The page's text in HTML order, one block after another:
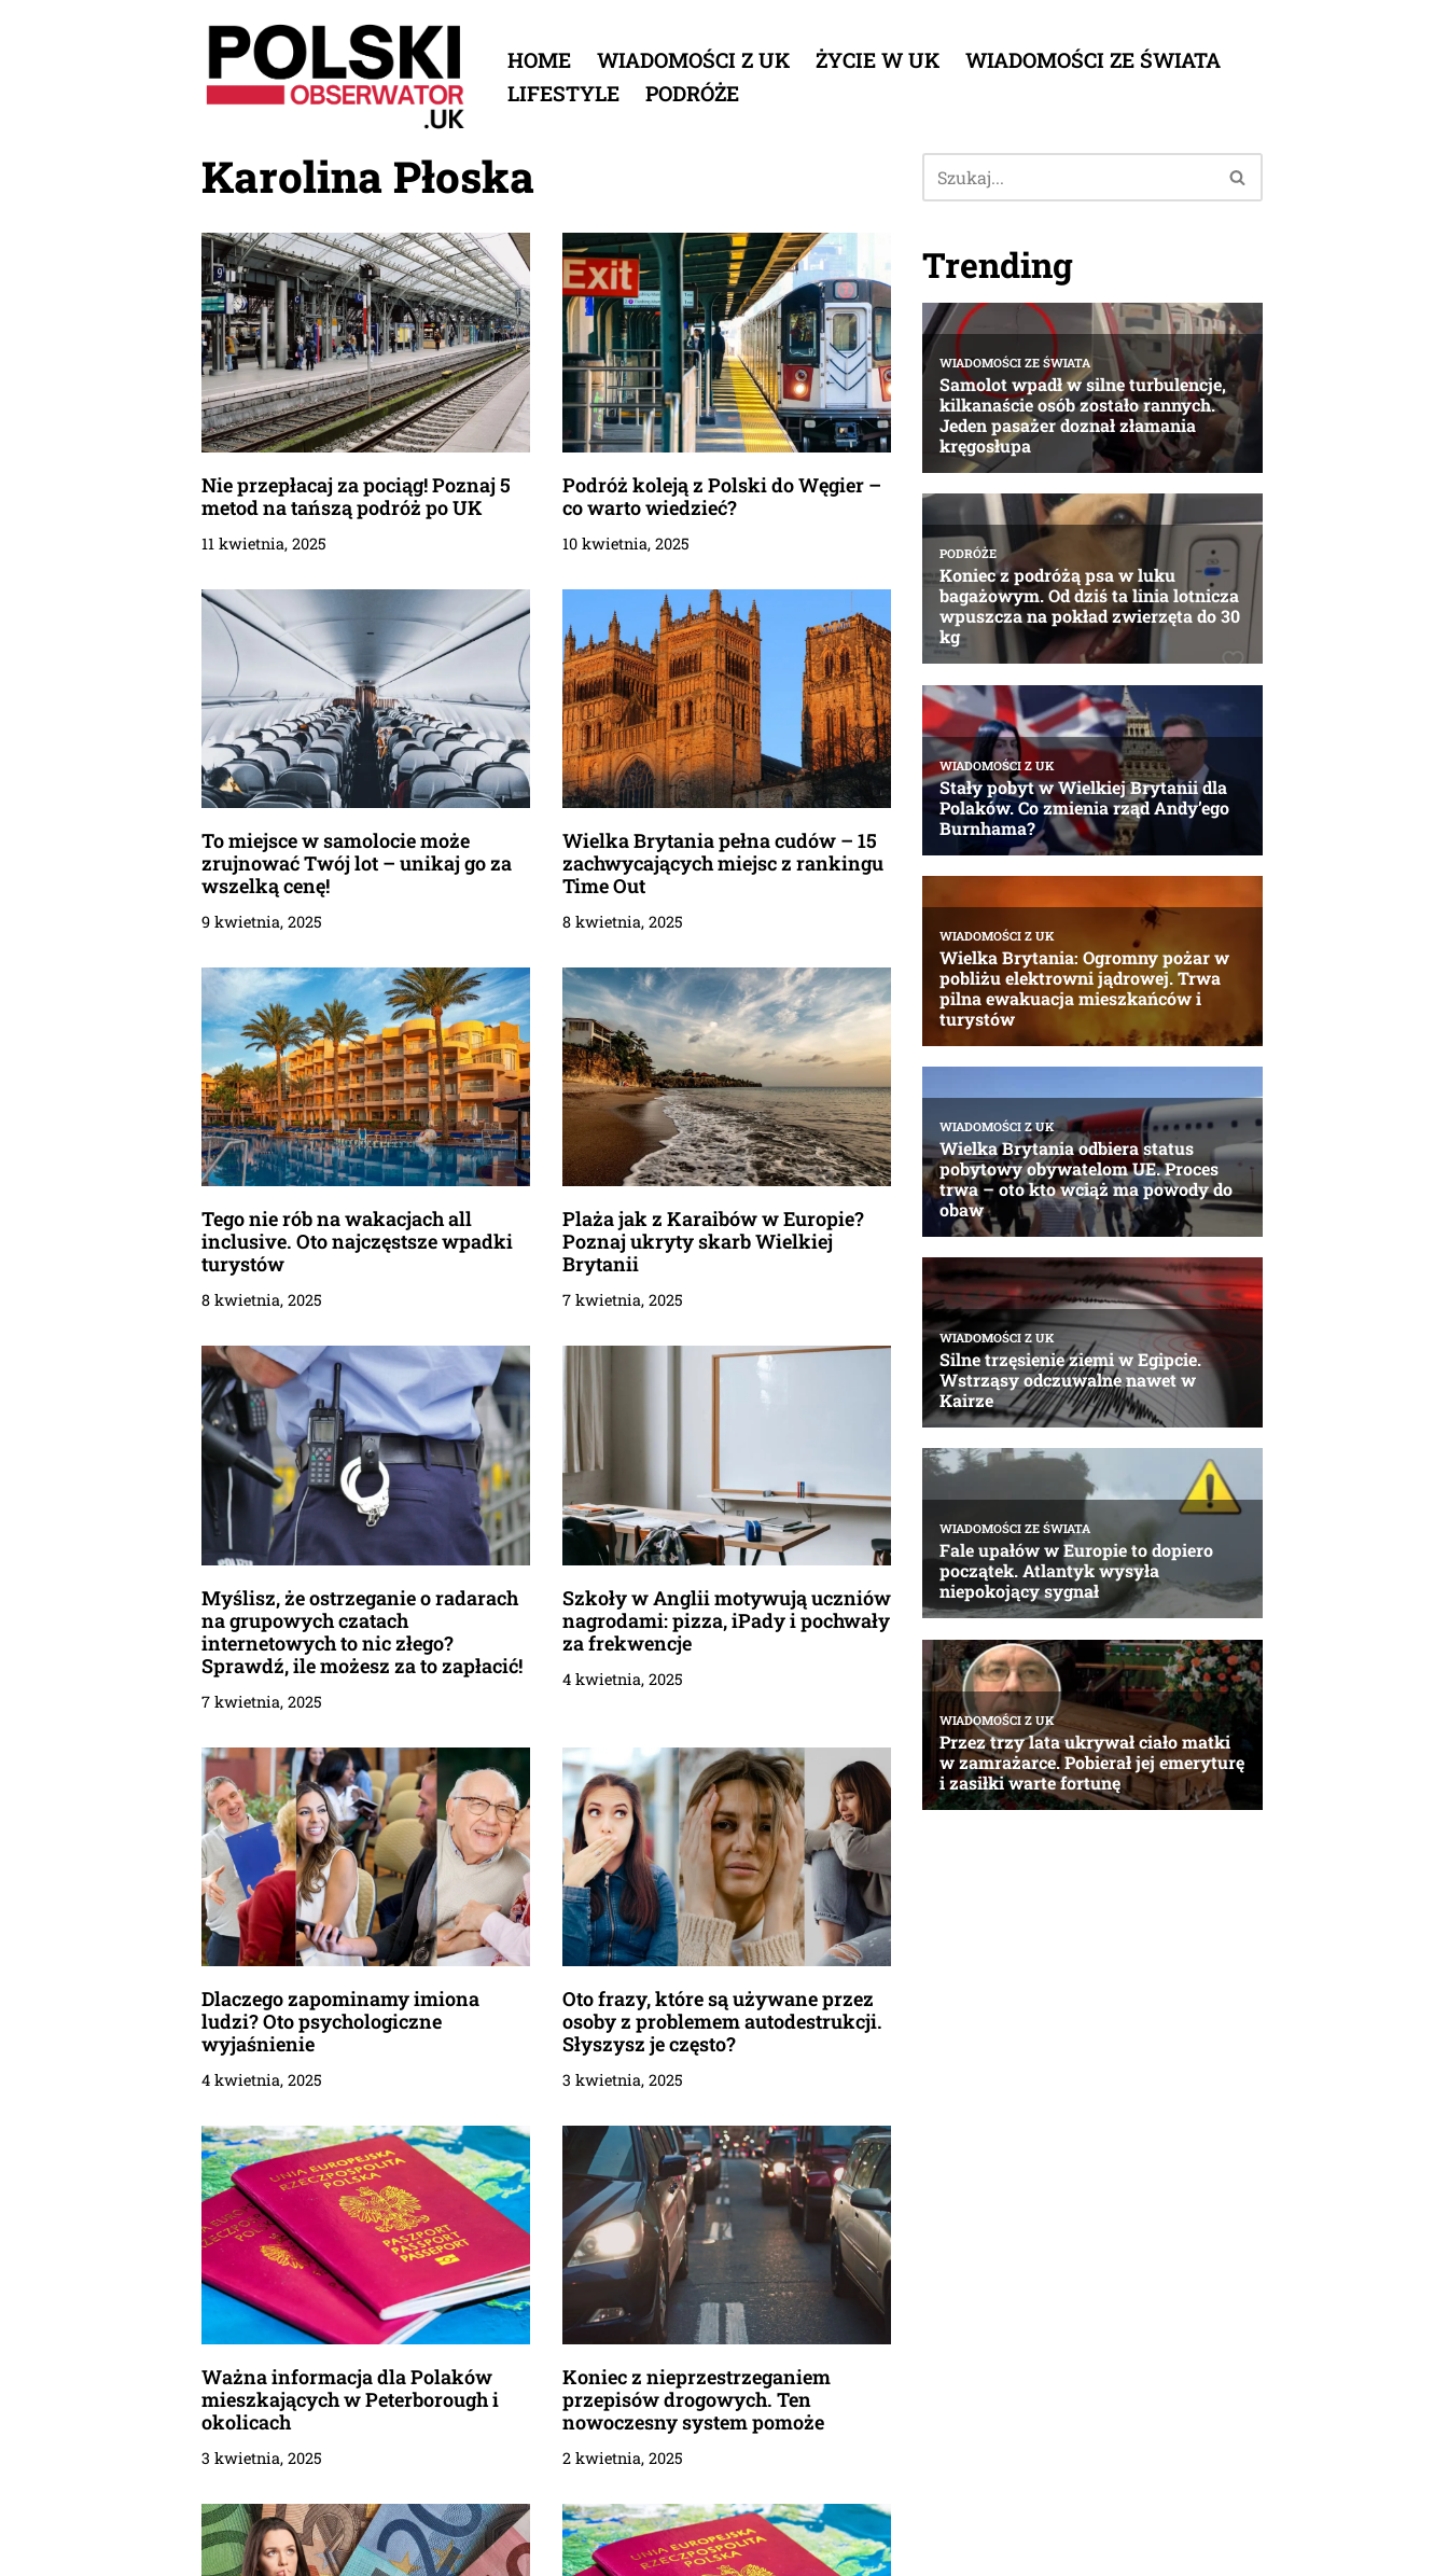
Przejdź
do
HOME WIADOMOŚCI Z UK ŻYCIE W UK
WIADOMOŚCI ZE ŚWIATA
LIFESTYLE
PODRÓŻE
Karolina Płoska
Nie przepłacaj za pociąg! Poznaj 5
metod na tańszą podróż po UK
11 kwietnia, 2025
Podróż koleją z Polski do Węgier –
co warto wiedzieć?
10 kwietnia, 2025
To miejsce w samolocie może
zrujnować Twój lot – unikaj go za
wszelką cenę!
9 kwietnia, 2025
Wielka Brytania pełna cudów – 15
zachwycających miejsc z rankingu
Time Out
8 kwietnia, 2025
Tego nie rób na wakacjach all
inclusive. Oto najczęstsze wpadki
turystów
8 kwietnia, 2025
Plaża jak z Karaibów w Europie?
Poznaj ukryty skarb Wielkiej
Brytanii
7 kwietnia, 2025
Myślisz, że ostrzeganie o radarach
na grupowych czatach
internetowych to nic złego?
Sprawdź, ile możesz za to zapłacić!
7 kwietnia, 2025
Szkoły w Anglii motywują uczniów
nagrodami: pizza, iPady i pochwały
za frekwencje
4 kwietnia, 2025
Dlaczego zapominamy imiona
ludzi? Oto psychologiczne
wyjaśnienie
4 kwietnia, 2025
Oto frazy, które są używane przez
osoby z problemem autodestrukcji.
Słyszysz je często?
3 kwietnia, 2025
Ważna informacja dla Polaków
mieszkających w Peterborough i
okolicach
3 kwietnia, 2025
Koniec z nieprzestrzeganiem
przepisów drogowych. Ten
nowoczesny system pomoże
2 kwietnia, 2025
Trending